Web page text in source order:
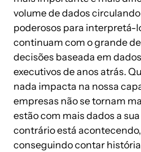
volume de dados
poderosos para interpretá-
continuam com o grande
decisões baseada em
executivos de anos atrás.
nada impacta na nossa
empresas não se tornam
estão com mais dados a
contrário está
conseguindo contar